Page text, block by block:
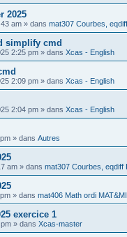
2025
am » dans mat307 Courbes,
simplify cmd
2:25 pm » dans Xcas - English
2:09 pm » dans Xcas - English
2:04 pm » dans Xcas - English
» dans Autres
am » dans mat307 Courbes, eqdiff
» dans mat406 Math ordi
exercice 1
» dans Xcas-master